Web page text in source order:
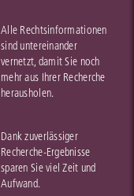
Alle Rechtsinformationen
sind untereinander
vernetzt, damit Sie noch
mehr aus Ihrer Recherche
herausholen.
Dank zuverlässiger
Recherche-Ergebnisse
sparen Sie viel Zeit und
Aufwand.